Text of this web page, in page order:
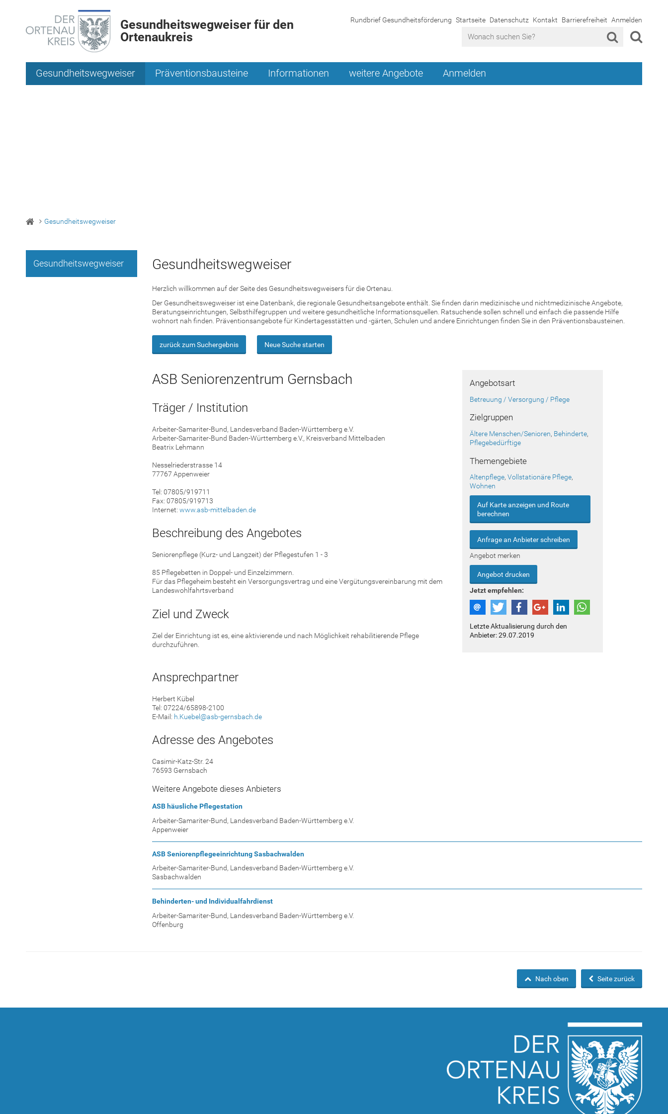
Gesundheitswegweiser für den
Ortenaukreis
Rundbrief Gesundheitsförderung Startseite Datenschutz Kontakt Barrierefreiheit Anmelden
Gesundheitswegweiser Präventionsbausteine Informationen weitere Angebote Anmelden
Gesundheitswegweiser
Gesundheitswegweiser Gesundheitswegweiser
Herzlich willkommen auf der Seite des Gesundheitswegweisers für die Ortenau.
Der Gesundheitswegweiser ist eine Datenbank, die regionale Gesundheitsangebote enthält. Sie finden darin medizinische und nichtmedizinische Angebote,
Beratungseinrichtungen, Selbsthilfegruppen und weitere gesundheitliche Informationsquellen. Ratsuchende sollen schnell und einfach die passende Hilfe
wohnort nah finden. Präventionsangebote für Kindertagesstätten und -gärten, Schulen und andere Einrichtungen finden Sie in den Präventionsbausteinen.
zurück zum Suchergebnis Neue Suche starten
ASB Seniorenzentrum Gernsbach
Träger / Institution
Arbeiter-Samariter-Bund, Landesverband Baden-Württemberg e.V.
Arbeiter-Samariter-Bund Baden-Württemberg e.V., Kreisverband Mittelbaden
Beatrix Lehmann
Nesselriederstrasse 14
77767 Appenweier
Tel: 07805/919711
Fax: 07805/919713
Internet: www.asb-mittelbaden.de
Beschreibung des Angebotes
Seniorenpflege (Kurz- und Langzeit) der Pflegestufen 1 - 3
85 Pflegebetten in Doppel- und Einzelzimmern.
Für das Pflegeheim besteht ein Versorgungsvertrag und eine Vergütungsvereinbarung mit dem
Landeswohlfahrtsverband
Ziel und Zweck
Ziel der Einrichtung ist es, eine aktivierende und nach Möglichkeit rehabilitierende Pflege
durchzuführen.
Ansprechpartner
Herbert Kübel
Tel: 07224/65898-2100
E-Mail: h.Kuebel@asb-gernsbach.de
Adresse des Angebotes
Casimir-Katz-Str. 24
76593 Gernsbach
Angebotsart
Betreuung / Versorgung / Pflege
Zielgruppen
Ältere Menschen/Senioren, Behinderte,
Pflegebedürftige
Themengebiete
Altenpflege,Vollstationäre Pflege,
Wohnen
Auf Karte anzeigen und Route
berechnen
Anfrage an Anbieter schreiben
Angebot merken
Angebot drucken
Jetzt empfehlen:
Letzte Aktualisierung durch den
Anbieter: 29.07.2019
Weitere Angebote dieses Anbieters
ASB häusliche Pflegestation
Arbeiter-Samariter-Bund, Landesverband Baden-Württemberg e.V.
Appenweier
ASB Seniorenpflegeeinrichtung Sasbachwalden
Arbeiter-Samariter-Bund, Landesverband Baden-Württemberg e.V.
Sasbachwalden
Behinderten- und Individualfahrdienst
Arbeiter-Samariter-Bund, Landesverband Baden-Württemberg e.V.
Offenburg
Seite zurück
Nach oben